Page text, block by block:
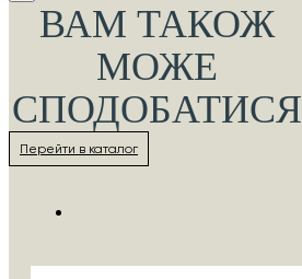
ВАМ ТАКОЖ
МОЖЕ
СПОДОБАТИСЯ
Перейти в каталог